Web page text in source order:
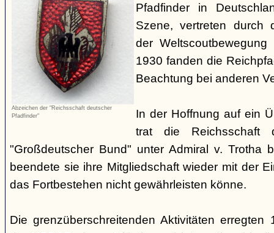
Abzeichen der "Reichsschaft deutscher
Pfadfinder"
Pfadfinder in
Szene, vertreten durch
der
1930 fanden die
Beachtung bei anderen
In der Hoffnung auf ein
trat die Reichsschaft
"Großdeutscher Bund" unter Admiral v. Trotha
beendete sie ihre Mitgliedschaft wieder mit der
das Fortbestehen nicht gewährleisten könne.
Die grenzüberschreitenden Aktivitäten